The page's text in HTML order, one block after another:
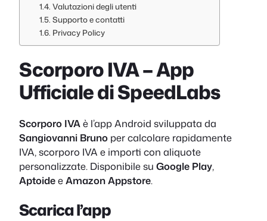
Valutazioni degli utenti
Supporto e contatti
Privacy Policy
Scorporo IVA – App
Ufficiale di SpeedLabs
Scorporo IVAè l’app Android sviluppata da
Sangiovanni Bruno per calcolare rapidamente
IVA, scorporo IVA e importi con aliquote
personalizzate. Disponibile su Google Play,
AptoideeAmazon Appstore.
Scarica l’app